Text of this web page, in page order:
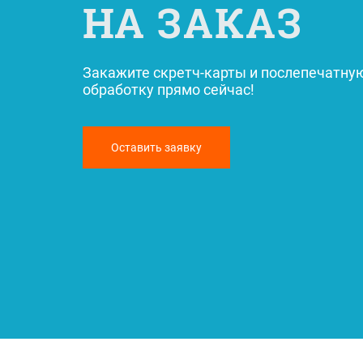
НА ЗАКАЗ
Закажите скретч-карты и
обработку прямо сейчас!
Оставить заявку